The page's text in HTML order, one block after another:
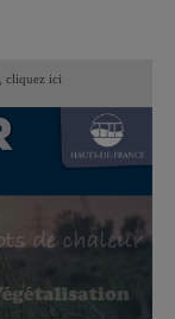
cliquez ici